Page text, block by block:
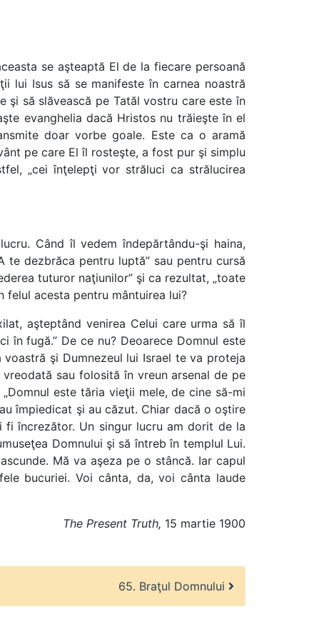
se aşteaptă El de la fiecare persoană
lui Isus să se manifeste în carnea noastră
şi să slăvească pe Tatăl vostru care este în
evanghelia dacă Hristos nu trăieşte în el
doar vorbe goale. Este ca o aramă
pe care El îl rosteşte, a fost pur şi simplu
„cei înţelepţi vor străluci ca strălucirea
Când îl vedem îndepărtându-şi haina,
te dezbrăca pentru luptă” sau pentru cursă
tuturor naţiunilor” şi ca rezultat, „toate
felul acesta pentru mântuirea lui?
aşteptând venirea Celui care urma să îl
fugă.” De ce nu? Deoarece Domnul este
şi Dumnezeul lui Israel te va proteja
sau folosită în vreun arsenal de pe
este tăria vieţii mele, de cine să-mi
împiedicat şi au căzut. Chiar dacă o oştire
încrezător. Un singur lucru am dorit de la
Domnului şi să întreb în templul Lui.
Mă va aşeza pe o stâncă. Iar capul
bucuriei. Voi cânta, da, voi cânta laude
The Present Truth, 15 martie 1900
65. Braţul Domnului